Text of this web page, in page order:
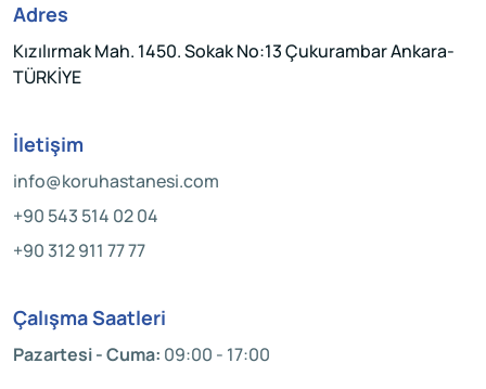
Adres
Kızılırmak Mah. 1450. Sokak No:13 Çukurambar Ankara-
TÜRKİYE
İletişim
info@koruhastanesi.com
+90 543 514 02 04
+90 312 911 77 77
Çalışma Saatleri
Pazartesi - Cuma: 09:00 - 17:00